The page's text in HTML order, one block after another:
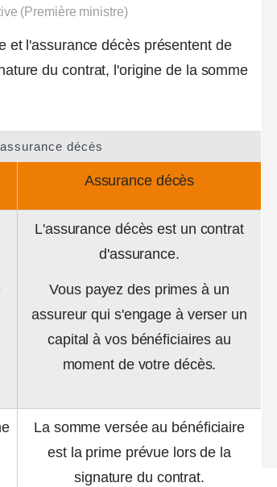
(Première ministre)
et l'assurance décès présentent de
du contrat, l'origine de la somme
décès
Assurance décès
L'assurance décès est un contrat
d'assurance.
Vous payez des primes à un
assureur qui s'engage à verser un
capital à vos bénéficiaires au
moment de votre décès.
La somme versée au bénéficiaire
est la prime prévue lors de la
signature du contrat.